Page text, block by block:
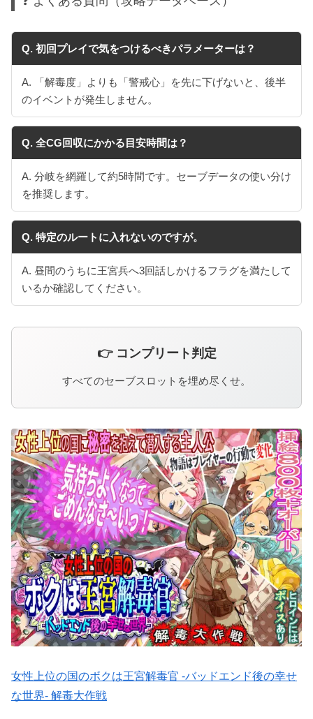
Q. 初回プレイで気をつけるべきパラメーターは？
A. 「解毒度」よりも「警戒心」を先に下げないと、後半
のイベントが発生しません。
Q. 全CG回収にかかる目安時間は？
A. 分岐を網羅して約5時間です。セーブデータの使い分け
を推奨します。
Q. 特定のルートに入れないのですが。
A. 昼間のうちに王宮兵へ3回話しかけるフラグを満たして
いるか確認してください。
👉 コンプリート判定
すべてのセーブスロットを埋め尽くせ。
女性上位の国のボクは王宮解毒官 -バッドエンド後の幸せ
な世界- 解毒大作戦